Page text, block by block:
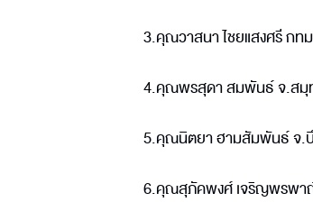
3.คุณวาสนา ไชยแสงศรี กท
4.คุณพรสุดา สมพันธ์ จ.สมุ
5.คุณนิตยา ฮามสัมพันธ์ จ.
6.คุณสุภัคพงศ์ เจริญพรพ